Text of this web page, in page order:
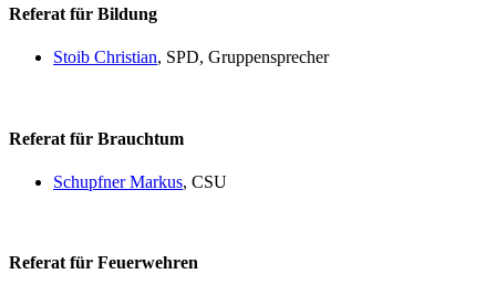
Referat für Bildung
Stoib Christian, SPD, Gruppensprecher
Referat für Brauchtum
Schupfner Markus, CSU
Referat für Feuerwehren